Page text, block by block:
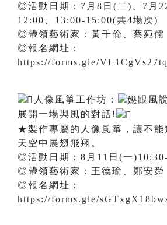
◎活動日期：7月8日(二)、7月
12:00、13:00-15:00(共4場次)
◎帶領藝術家：黃千倫、蔡宛儒
◎報名網址：
https://forms.gle/
人像風箏工作坊：
跟風
展開一場與風的對話!
★製作專屬的人像風箏，讓不能
天空中展翅飛翔。
◎活動日期：8月11日(一
◎帶領藝術家：王德瑜、鄭安舜
◎報名網址：
https://forms.gle/